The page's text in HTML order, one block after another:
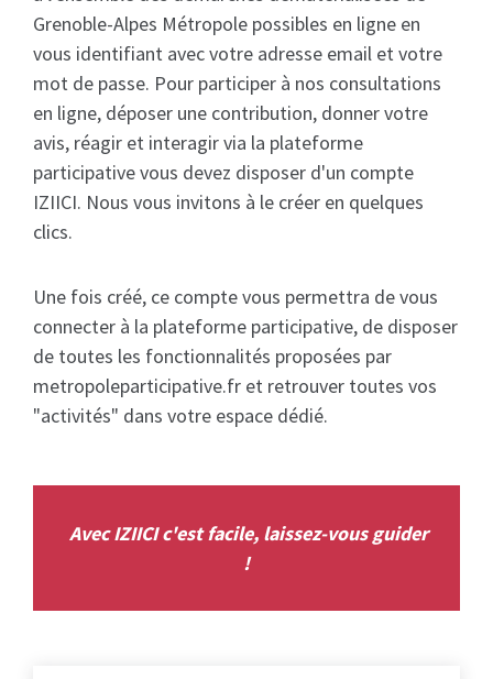
Grenoble-Alpes Métropole possibles en ligne en
vous identifiant avec votre adresse email et votre
mot de passe. Pour participer à nos consultations
en ligne, déposer une contribution, donner votre
avis, réagir et interagir via la plateforme
participative vous devez disposer d'un compte
IZIICI. Nous vous invitons à le créer en quelques
clics.
Une fois créé, ce compte vous permettra de vous
connecter à la plateforme participative, de disposer
de toutes les fonctionnalités proposées par
metropoleparticipative.fr et retrouver toutes vos
"activités" dans votre espace dédié.
Avec IZIICI c'est facile, laissez-vous guider
!